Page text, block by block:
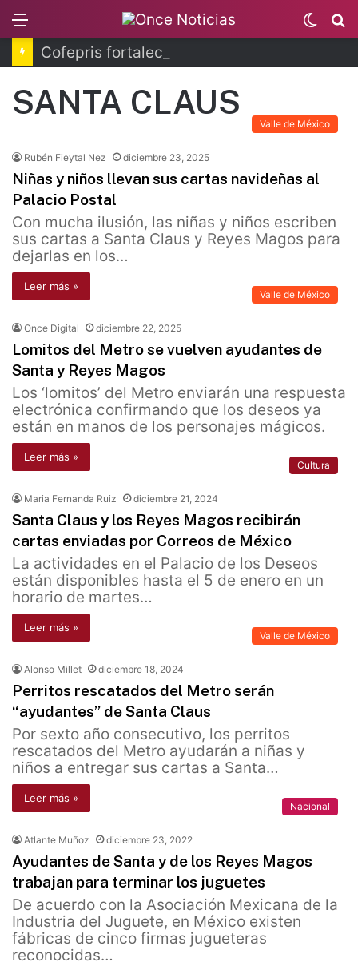
Switch
skin
SANTA CLAUS
Valle de México
Rubén Fieytal Nez diciembre 23, 2025
Niñas y niños llevan sus cartas navideñas al
Palacio Postal
Con mucha ilusión, las niñas y niños escriben
sus cartas a Santa Claus y Reyes Magos para
dejarlas en los…
Leer más »
Valle de México
Once Digital diciembre 22, 2025
Lomitos del Metro se vuelven ayudantes de
Santa y Reyes Magos
Los ‘lomitos’ del Metro enviarán una respuesta
electrónica confirmando que los deseos ya
están en manos de los personajes mágicos.
Leer más »
Cultura
Maria Fernanda Ruiz diciembre 21, 2024
Santa Claus y los Reyes Magos recibirán
cartas enviadas por Correos de México
La actividades en el Palacio de los Deseos
están disponibles hasta el 5 de enero en un
horario de martes…
Leer más »
Valle de México
Alonso Millet diciembre 18, 2024
Perritos rescatados del Metro serán
“ayudantes” de Santa Claus
Por sexto año consecutivo, los perritos
rescatados del Metro ayudarán a niñas y
niños a entregar sus cartas a Santa…
Leer más »
Nacional
Atlante Muñoz diciembre 23, 2022
Ayudantes de Santa y de los Reyes Magos
trabajan para terminar los juguetes
De acuerdo con la Asociación Mexicana de la
Industria del Juguete, en México existen
fábricas de cinco firmas jugueteras
reconocidas…